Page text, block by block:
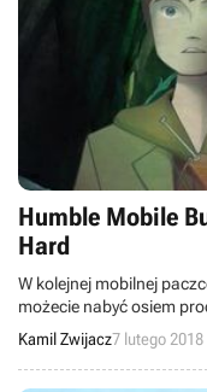
Humble Mobile
Hard
W kolejnej mobilnej
możecie nabyć osiem
Oxenfree i symulator
Kamil Zwijacz7 lutego